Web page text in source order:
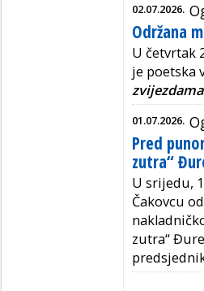
02.07.2026.
Održana
U četvrtak
je poetska
zvijezdama.
01.07.2026.
Pred
zutra“
U srijedu,
Čakovcu
zutra“